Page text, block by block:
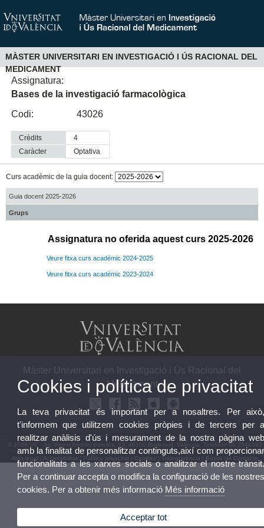
MÀSTER UNIVERSITARI EN INVESTIGACIÓ I ÚS RACIONAL DEL
MEDICAMENT
Assignatura:
Bases de la investigació farmacològica
Codi:
43026
Crèdits
4
Caràcter
optativa
Curs acadèmic de la guia docent:
Guia docent 2025-2026
Grups
Assignatura no oferida aquest curs 2025-2026
Veure fitxa curs acadèmic 2024-2025
Veure fitxa curs acadèmic 2023-2024
Màster Universitari en Investigació i Ús Racional del
Medicament
© 2026 UV. - Av. Vicent Andrés Estellés, 22, 46100 Burjassot. València. Telèfono 96 3544542
Avís legal Accessibilitat Política privacitat Cookies Transparència Bùstia de Contacte
Cookies i política de privacitat
La teva privacitat és important per a nosaltres. Per
t'informem que utilitzem cookies pròpies i de tercers per
realitzar anàlisis d'ús i mesurament de la nostra pàgina
amb la finalitat de personalitzar continguts,així com
funcionalitats a les xarxes socials o analitzar el nostre
Per a continuar accepta o modifica la configuració de les
cookies. Per a obtenir més informació Més informació
Acceptar tot